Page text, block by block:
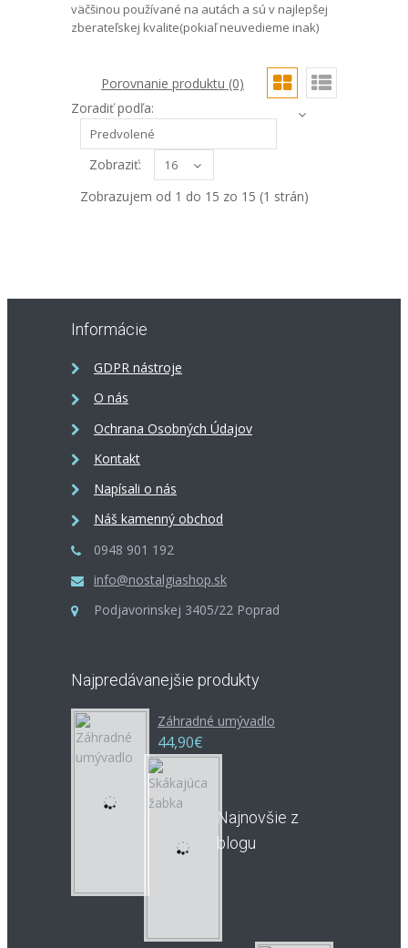
väčšinou používané na autách a sú v najlepšej
zberateľskej kvalite(pokiaľ neuvedieme inak)
Porovnanie produktu (0)
Zoradiť podľa:
Zobraziť:
New York
Americká ŠPZ New York. Rozmer
30x15cm. Povrch tabule má hrdzavé
prevedenie. ..
30x15cm. Tabuľa je profilovaná. ..
14,90€
ŠPZ Arkansas
ŠPZ Colorado
30x15cm. Tabuľa je profilovaná. ..
Zobrazujem od 1 do 15 zo 15 (1 strán)
Informácie
GDPR nástroje
O nás
Ochrana Osobných Údajov
Kontakt
Napísali o nás
Náš kamenný obchod
0948 901 192
info@nostalgiashop.sk
Podjavorinskej 3405/22 Poprad
Najpredávanejšie produkty
Záhradné umývadlo
44,90€
Najnovšie z
blogu